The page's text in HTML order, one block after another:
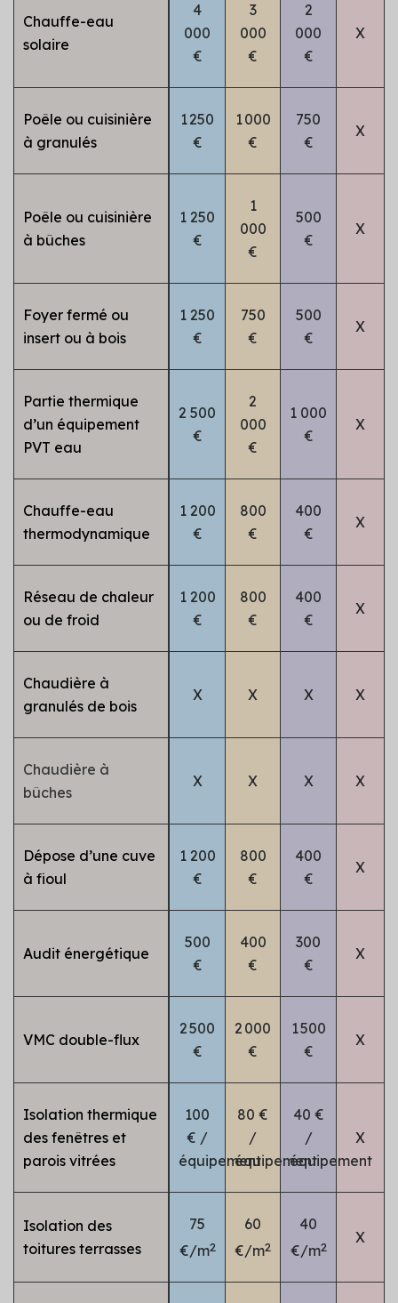
Chauffe-eau
solaire
4
000
€
3
000
€
2
000
€
X
Poêle ou cuisinière
à granulés
1 250
€
1 000
€
750
€
X
Poêle ou cuisinière
à bûches
1 250
€
1
000
€
500
€
X
Foyer fermé ou
insert ou à bois
1 250
€
750
€
500
€
X
Partie thermique
d’un équipement
PVT eau
2 500
€
2
000
€
1 000
€
X
Chauffe-eau
thermodynamique
1 200
€
800
€
400
€
X
Réseau de chaleur
ou de froid
1 200
€
800
€
400
€
X
Chaudière à
granulés de bois
X X X X
Chaudière à
bûches
X X X X
Dépose d’une cuve
à fioul
1 200
€
800
€
400
€
X
Audit énergétique
500
€
400
€
300
€
X
VMC double-flux
2 500
€
2 000
€
1 500
€
X
Isolation thermique
des fenêtres et
parois vitrées
100
€ /
équipement
80 €
/
équipement
40 €
/
équipement
X
Isolation des
toitures terrasses
75
€/m2
60
€/m2
40
€/m2 X